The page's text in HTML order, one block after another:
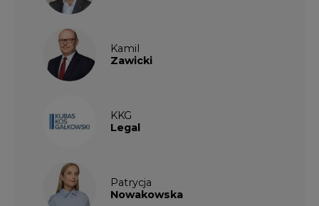
Kamil
Zawicki
KKG
Legal
Patrycja
Nowakowska